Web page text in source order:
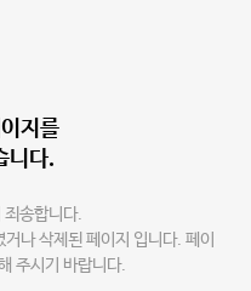
지를
니다.
죄송합니다.
나 삭제된 페이지 입니다. 페이
주시기 바랍니다.